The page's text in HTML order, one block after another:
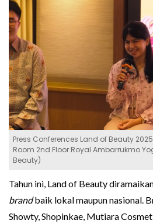
Press Conferences Land of Beauty
Room 2nd Floor Royal Ambarrukmo
Beauty)
Tahun ini, Land of Beauty
brandbaik lokal maupun nasional.
Showty, Shopinkae, Mutiara